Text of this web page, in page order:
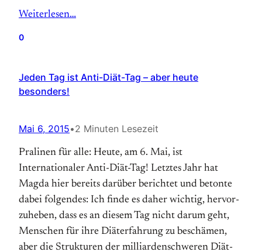
Weiterlesen…
0
Jeden Tag ist Anti-Diät-Tag – aber heute
besonders!
Mai 6, 2015•2 Minuten Lesezeit
Pralinen für alle: Heute, am 6. Mai, ist
Internationaler Anti-Diät-Tag! Letztes Jahr hat
Magda hier bereits darüber berichtet und betonte
dabei folgendes: Ich finde es daher wichtig, hervor­
zuheben, dass es an diesem Tag nicht darum geht,
Menschen für ihre Diät­erfahrung zu beschämen,
aber die Strukturen der milliarden­schweren Diät­